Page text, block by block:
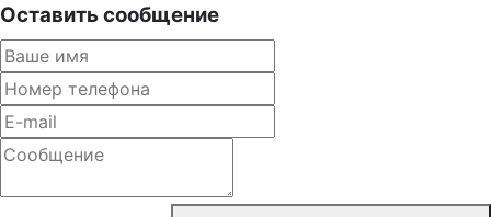
Оставить сообщение